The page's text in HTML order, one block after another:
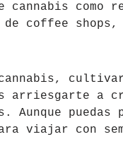
como
coffee shops,
cannabis,
arriesgarte a
puedas
viajar con